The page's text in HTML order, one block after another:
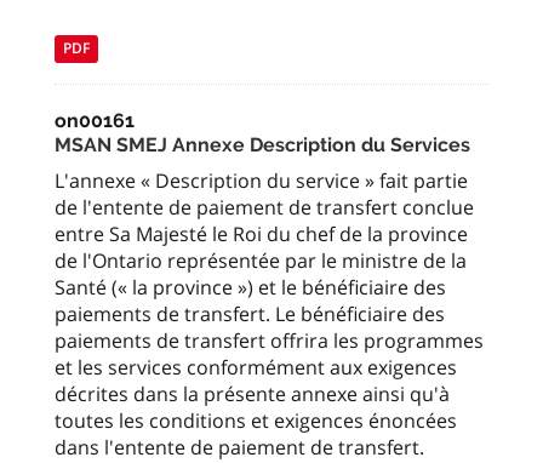
PDF
on00161
MSAN SMEJ Annexe Description du Services
L'annexe « Description du service » fait partie
de l'entente de paiement de transfert conclue
entre Sa Majesté le Roi du chef de la province
de l'Ontario représentée par le ministre de la
Santé (« la province ») et le bénéficiaire des
paiements de transfert. Le bénéficiaire des
paiements de transfert offrira les programmes
et les services conformément aux exigences
décrites dans la présente annexe ainsi qu'à
toutes les conditions et exigences énoncées
dans l'entente de paiement de transfert.